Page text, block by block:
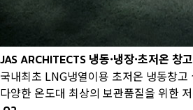
JAS ARCHITECTS 냉동·냉장·초저온 창
국내최초 LNG냉열이용 초저온 냉동창고
다양한 온도대 최상의 보관품질을 위한